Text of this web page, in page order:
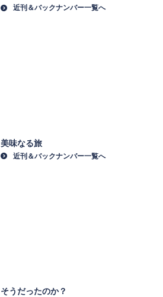
近刊＆バックナンバー一覧へ
美味なる旅
近刊＆バックナンバー一覧へ
そうだったのか？